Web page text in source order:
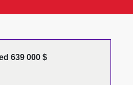
639 000 $